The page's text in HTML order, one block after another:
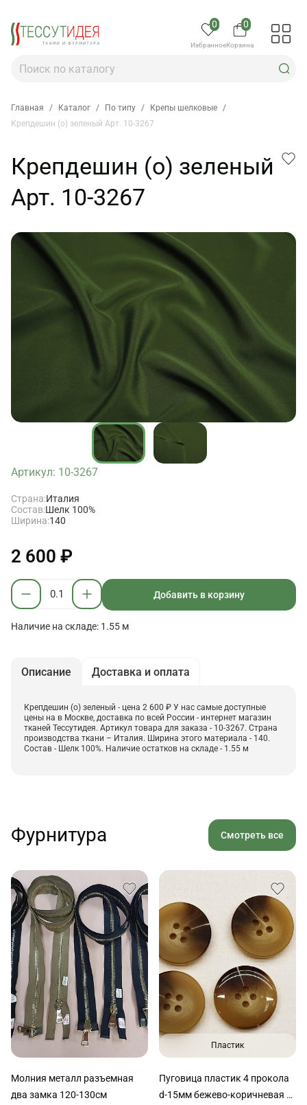
0
Избранное
0
Корзина
Главная / Каталог / По типу / Крепы шелковые /
Крепдешин (о) зеленый Арт. 10-3267
Крепдешин (о) зеленый
Арт. 10-3267
Артикул: 10-3267
Страна:Италия
Состав:Шелк 100%
Ширина:140
2 600 ₽
Добавить в корзину
Наличие на складе: 1.55 м
Описание Доставка и оплата
Крепдешин (о) зеленый - цена 2 600 ₽ У нас самые доступные
цены на в Москве, доставка по всей России - интернет магазин
тканей Тессутидея. Артикул товара для заказа - 10-3267. Страна
производства ткани – Италия. Ширина этого материала - 140.
Состав - Шелк 100%. Наличие остатков на складе - 1.55 м
Фурнитура Смотреть все
Молния металл разъемная
два замка 120-130см
Пластик
Пуговица пластик 4 прокола
d-15мм бежево-коричневая с